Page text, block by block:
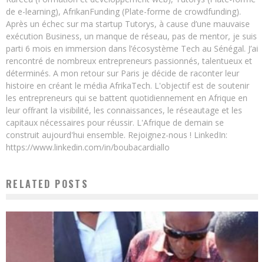
de e-learning), AfrikanFunding (Plate-forme de crowdfunding).
Après un échec sur ma startup Tutorys, à cause d’une mauvaise
exécution Business, un manque de réseau, pas de mentor, je suis
parti 6 mois en immersion dans l’écosystème Tech au Sénégal. J’ai
rencontré de nombreux entrepreneurs passionnés, talentueux et
déterminés. A mon retour sur Paris je décide de raconter leur
histoire en créant le média AfrikaTech. L'objectif est de soutenir
les entrepreneurs qui se battent quotidiennement en Afrique en
leur offrant la visibilité, les connaissances, le réseautage et les
capitaux nécessaires pour réussir. L'Afrique de demain se
construit aujourd'hui ensemble. Rejoignez-nous ! LinkedIn:
https://www.linkedin.com/in/boubacardiallo
RELATED POSTS